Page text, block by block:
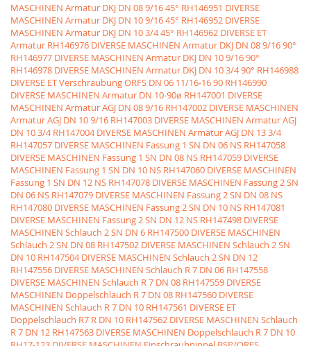
MASCHINEN Armatur DKJ DN 08 9/16 45° RH146951 DIVERSE
MASCHINEN Armatur DKJ DN 10 9/16 45° RH146952 DIVERSE
MASCHINEN Armatur DKJ DN 10 3/4 45° RH146962 DIVERSE ET
Armatur RH146976 DIVERSE MASCHINEN Armatur DKJ DN 08 9/16 90°
RH146977 DIVERSE MASCHINEN Armatur DKJ DN 10 9/16 90°
RH146978 DIVERSE MASCHINEN Armatur DKJ DN 10 3/4 90° RH146988
DIVERSE ET Verschraubung ORFS DN 06 11/16-16 90 RH146990
DIVERSE MASCHINEN Armatur DN 10-90ø RH147001 DIVERSE
MASCHINEN Armatur AGJ DN 08 9/16 RH147002 DIVERSE MASCHINEN
Armatur AGJ DN 10 9/16 RH147003 DIVERSE MASCHINEN Armatur AGJ
DN 10 3/4 RH147004 DIVERSE MASCHINEN Armatur AGJ DN 13 3/4
RH147057 DIVERSE MASCHINEN Fassung 1 SN DN 06 NS RH147058
DIVERSE MASCHINEN Fassung 1 SN DN 08 NS RH147059 DIVERSE
MASCHINEN Fassung 1 SN DN 10 NS RH147060 DIVERSE MASCHINEN
Fassung 1 SN DN 12 NS RH147078 DIVERSE MASCHINEN Fassung 2 SN
DN 06 NS RH147079 DIVERSE MASCHINEN Fassung 2 SN DN 08 NS
RH147080 DIVERSE MASCHINEN Fassung 2 SN DN 10 NS RH147081
DIVERSE MASCHINEN Fassung 2 SN DN 12 NS RH147498 DIVERSE
MASCHINEN Schlauch 2 SN DN 6 RH147500 DIVERSE MASCHINEN
Schlauch 2 SN DN 08 RH147502 DIVERSE MASCHINEN Schlauch 2 SN
DN 10 RH147504 DIVERSE MASCHINEN Schlauch 2 SN DN 12
RH147556 DIVERSE MASCHINEN Schlauch R 7 DN 06 RH147558
DIVERSE MASCHINEN Schlauch R 7 DN 08 RH147559 DIVERSE
MASCHINEN Doppelschlauch R 7 DN 08 RH147560 DIVERSE
MASCHINEN Schlauch R 7 DN 10 RH147561 DIVERSE ET
Doppelschlauch R7 R DN 10 RH147562 DIVERSE MASCHINEN Schlauch
R 7 DN 12 RH147563 DIVERSE MASCHINEN Doppelschlauch R 7 DN 10